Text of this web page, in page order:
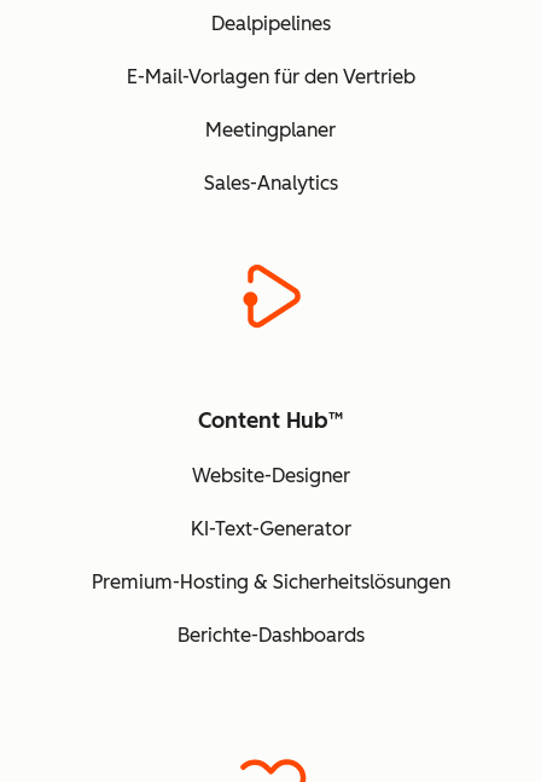
Dealpipelines
E-Mail-Vorlagen für den Vertrieb
Meetingplaner
Sales-Analytics
Content Hub™
Website-Designer
KI-Text-Generator
Premium-Hosting & Sicherheitslösungen
Berichte-Dashboards